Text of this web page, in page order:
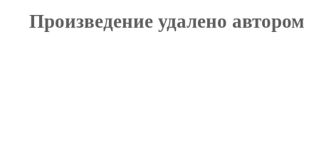
Произведение удалено автором